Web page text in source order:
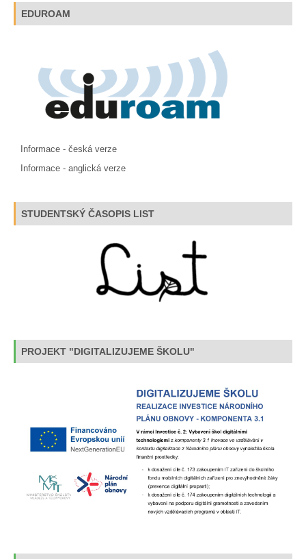
EDUROAM
Informace - česká verze
Informace - anglická verze
STUDENTSKÝ ČASOPIS LIST
PROJEKT "DIGITALIZUJEME ŠKOLU"